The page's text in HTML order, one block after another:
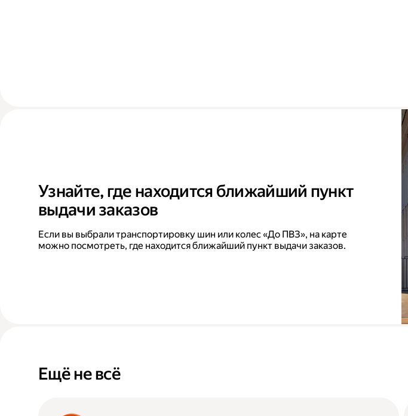
Узнайте, где находится ближайший пункт
выдачи заказов
Если вы выбрали транспортировку шин или колес «До ПВЗ», на карте
можно посмотреть, где находится ближайший пункт выдачи заказов.
Ещё не всё